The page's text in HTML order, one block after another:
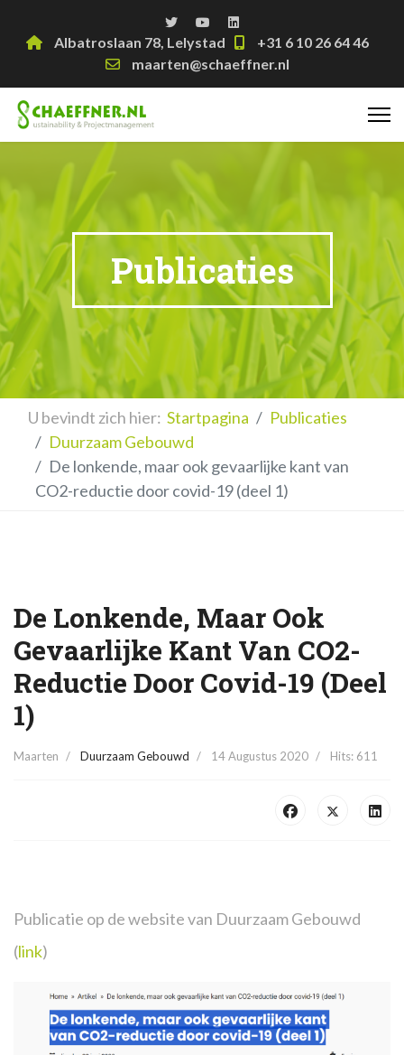
Albatroslaan 78, Lelystad
+31 6 10 26 64 46
maarten@schaeffner.nl
Publicaties
U bevindt zich hier: Startpagina
Publicaties
Duurzaam Gebouwd
De lonkende, maar ook gevaarlijke kant van
CO2-reductie door covid-19 (deel 1)
De Lonkende, Maar Ook
Gevaarlijke Kant Van CO2-
Reductie Door Covid-19 (deel
1)
Maarten Duurzaam Gebouwd 14 Augustus 2020 Hits: 611
Publicatie op de website van Duurzaam Gebouwd
(link)